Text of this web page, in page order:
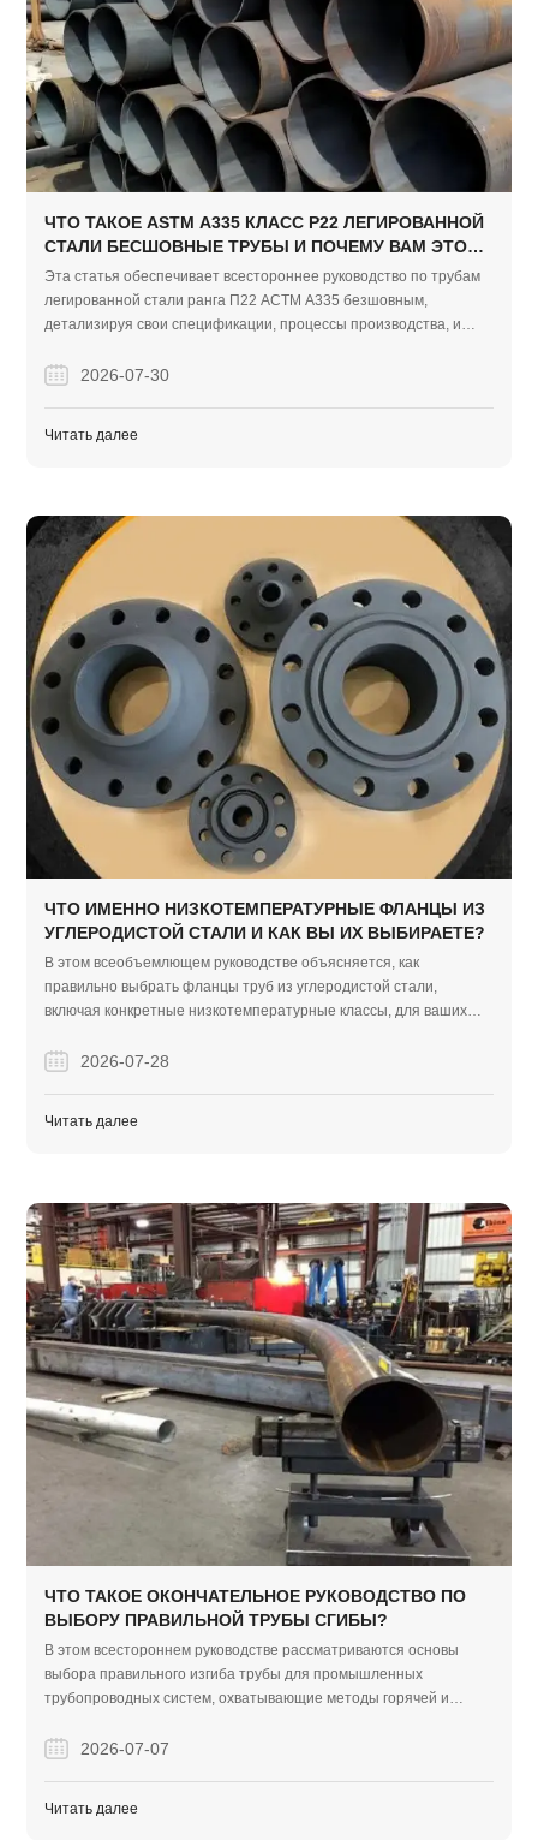
ЧТО ТАКОЕ ASTM A335 КЛАСС P22 ЛЕГИРОВАННОЙ
СТАЛИ БЕСШОВНЫЕ ТРУБЫ И ПОЧЕМУ ВАМ ЭТО
НУЖНО?
Эта статья обеспечивает всестороннее руководство по трубам
легированной стали ранга П22 АСТМ А335 безшовным,
детализируя свои спецификации, процессы производства, и
опыт Finego Steel как надежного глобального поставщика,
2026-07-30
Читать далее
ЧТО ИМЕННО НИЗКОТЕМПЕРАТУРНЫЕ ФЛАНЦЫ ИЗ
УГЛЕРОДИСТОЙ СТАЛИ И КАК ВЫ ИХ ВЫБИРАЕТЕ?
В этом всеобъемлющем руководстве объясняется, как
правильно выбрать фланцы труб из углеродистой стали,
включая конкретные низкотемпературные классы, для ваших
экономичные сравнения с легированной сталью и практический
2026-07-28
Читать далее
ЧТО ТАКОЕ ОКОНЧАТЕЛЬНОЕ РУКОВОДСТВО ПО
ВЫБОРУ ПРАВИЛЬНОЙ ТРУБЫ СГИБЫ?
В этом всестороннем руководстве рассматриваются основы
выбора правильного изгиба трубы для промышленных
трубопроводных систем, охватывающие методы горячей и
Он предоставляет практическую информацию, которая
затраты на проект.
2026-07-07
Читать далее